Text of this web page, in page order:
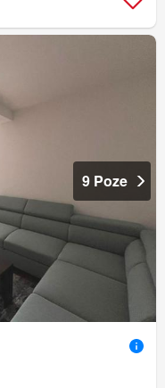
9 Poze